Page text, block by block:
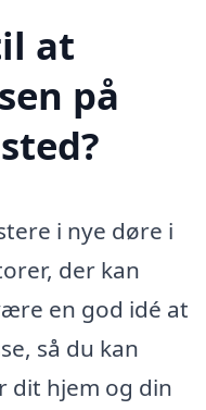
at
på
i nye døre i
der kan
en god idé at
så du kan
hjem og din